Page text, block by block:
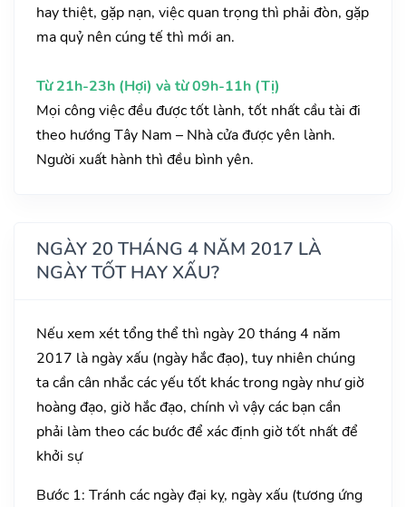
hay thiệt, gặp nạn, việc quan trọng thì phải đòn, gặp
ma quỷ nên cúng tế thì mới an.
Từ 21h-23h (Hợi) và từ 09h-11h (Tị)
Mọi công việc đều được tốt lành, tốt nhất cầu tài đi
theo hướng Tây Nam – Nhà cửa được yên lành.
Người xuất hành thì đều bình yên.
NGÀY 20 THÁNG 4 NĂM 2017 LÀ
NGÀY TỐT HAY XẤU?
Nếu xem xét tổng thể thì ngày 20 tháng 4 năm
2017 là ngày xấu (ngày hắc đạo), tuy nhiên chúng
ta cần cân nhắc các yếu tốt khác trong ngày như giờ
hoàng đạo, giờ hắc đạo, chính vì vậy các bạn cần
phải làm theo các bước để xác định giờ tốt nhất để
khởi sự
Bước 1: Tránh các ngày đại kỵ, ngày xấu (tương ứng